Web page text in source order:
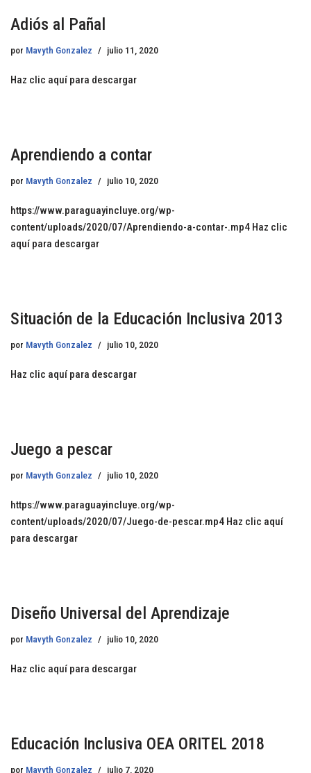
Adiós al Pañal
por Mavyth Gonzalez julio 11, 2020
Haz clic aquí para descargar
Aprendiendo a contar
por Mavyth Gonzalez julio 10, 2020
https://www.paraguayincluye.org/wp-
content/uploads/2020/07/Aprendiendo-a-contar-.mp4 Haz clic
aquí para descargar
Situación de la Educación Inclusiva 2013
por Mavyth Gonzalez julio 10, 2020
Haz clic aquí para descargar
Juego a pescar
por Mavyth Gonzalez julio 10, 2020
https://www.paraguayincluye.org/wp-
content/uploads/2020/07/Juego-de-pescar.mp4 Haz clic aquí
para descargar
Diseño Universal del Aprendizaje
por Mavyth Gonzalez julio 10, 2020
Haz clic aquí para descargar
Educación Inclusiva OEA ORITEL 2018
por Mavyth Gonzalez julio 7, 2020